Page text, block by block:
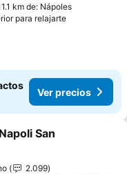
km de: Nápoles
para relajarteVer precios
Ver precios
a favoritos
San
2.099